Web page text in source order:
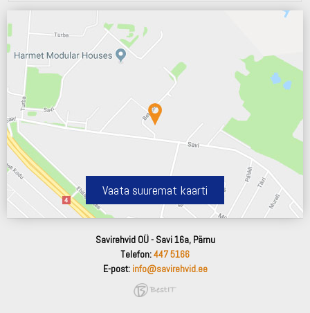
Vaata suuremat kaarti
Savirehvid OÜ - Savi 16a, Pärnu
Telefon:447 5166
E-post: info@savirehvid.ee